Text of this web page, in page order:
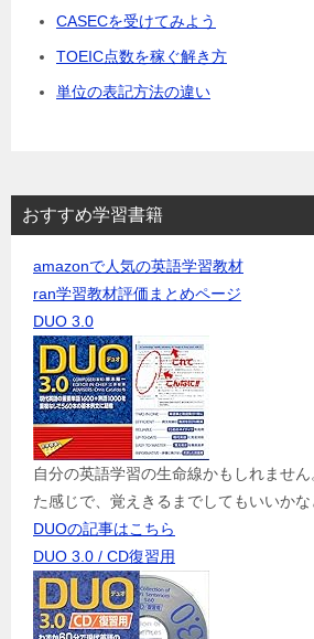
CASECを受けてみよう
TOEIC点数を稼ぐ解き方
単位の表記方法の違い
おすすめ学習書籍
amazonで人気の英語学習教材
ran学習教材評価まとめページ
DUO 3.0
自分の英語学習の生命線かもしれませ
た感じで、覚えきるまでしてもいいかな
DUOの記事はこちら
DUO 3.0 / CD復習用